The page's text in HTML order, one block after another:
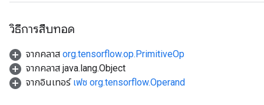
วิธีการสืบทอด
จากคลาส org.tensorflow.op.PrimitiveOp
จากคลาส java.lang.Object
จากอินเทอร์ เฟซ org.tensorflow.Operand